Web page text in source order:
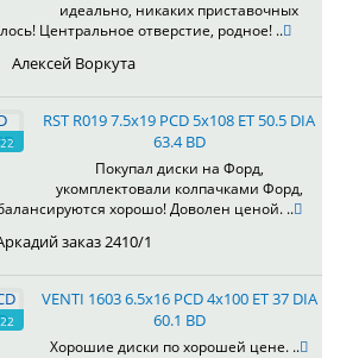
идеально, никаких приставочных
Центральное отверстие, родное! ..
Алексей Воркута
RST R019 7.5x19 PCD 5x108 ET 50.5 DIA
63.4 BD
Покупал диски на Форд,
укомплектовали колпачками Форд,
хорошо! Доволен ценой. ..
заказ 2410/1
VENTI 1603 6.5x16 PCD 4x100 ET 37 DIA
60.1 BD
Хорошие диски по хорошей цене. ..